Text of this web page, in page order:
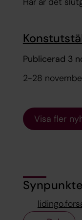
Publicerad 3
2-28
Visa fler